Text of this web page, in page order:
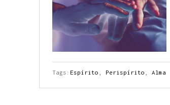
Tags: Espírito Perispírito Alma